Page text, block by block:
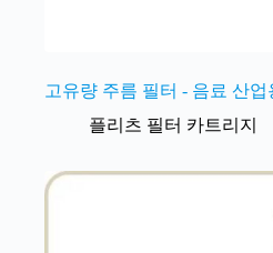
고유량 주름 필터 - 음료 산업
플리츠 필터 카트리지